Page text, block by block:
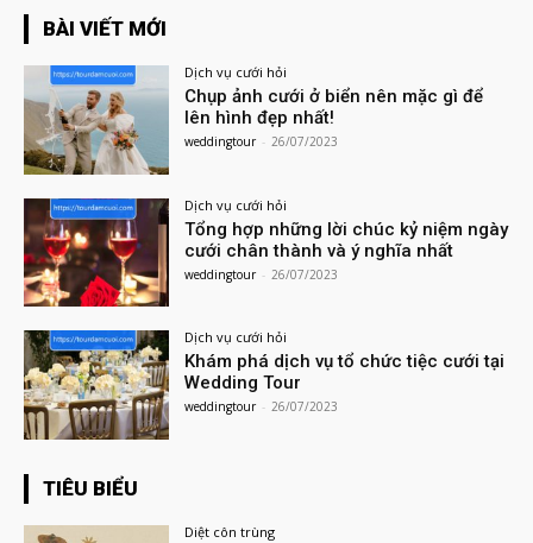
BÀI VIẾT MỚI
Dịch vụ cưới hỏi
Chụp ảnh cưới ở biển nên mặc gì để
lên hình đẹp nhất!
weddingtour - 26/07/2023
Dịch vụ cưới hỏi
Tổng hợp những lời chúc kỷ niệm ngày
cưới chân thành và ý nghĩa nhất
weddingtour - 26/07/2023
Dịch vụ cưới hỏi
Khám phá dịch vụ tổ chức tiệc cưới tại
Wedding Tour
weddingtour - 26/07/2023
TIÊU BIỂU
Diệt côn trùng